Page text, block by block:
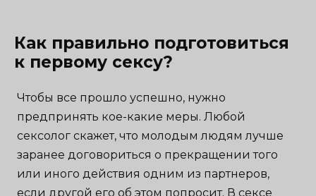
Как правильно подготовиться
к первому сексу?
Чтобы все прошло успешно, нужно
предпринять кое-какие меры. Любой
сексолог скажет, что молодым людям лучше
заранее договориться о прекращении того
или иного действия одним из партнеров,
если другой его об этом попросит. В сексе